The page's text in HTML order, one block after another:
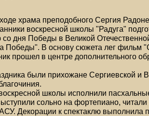
храма преподобного Сергия
воскресной школы "Радуга"
дня Победы в Великой
Победы". В основу сюжета лег фильм
прошел в центре дополнительного
были прихожане Сергиевской и
школы исполнили
сольно на фортепиано,
Декорации к спектаклю выполнила